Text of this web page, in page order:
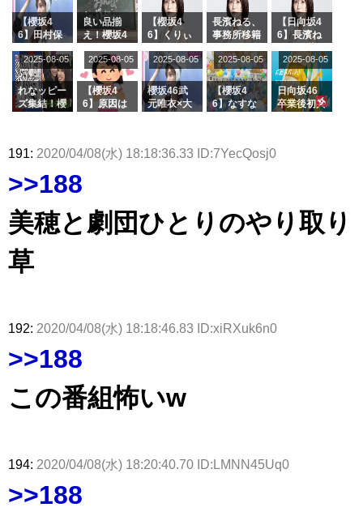
ト！」水曜
スタジオ出
演決定
る...
【くりぃむ
ナンタラ】
ィット 東
京ドーム公
演】
んと再会し
た結果･･･
【激レアさ
きた。】
【櫻坂4
6】田村保
ージを脱い
でいた理由
良い品揃
え！櫻坂4
グル『Mak
e or Brea
k』オフィ
シャルグッ
ズ絶賛販売
【櫻坂4
6】くりぃ
の2人を手
玉に取る大
沼晶保【く
りぃむナン
タラ】
長濱ねる、
事務所移籍
属を発表
【日向坂4
6】長濱ね
ら移籍しフ
ラーム所属
に。これで
事務所に所
属している
れなッピー
ズ集結！櫻
「ラヴィッ
スタジオ出
演決定
2025-08-05
【櫻坂4
6】原因は
ざわつかせ
2025-08-05
櫻坂46武
元唯衣×大
さんに恐怖
2025-08-05
【櫻坂4
6】なすな
て...【ラヴ
2025-08-05
日向坂46
卒業後初共
きた。】
2025-08-05
191: 2020/04/08(水) 18:18:36.33 ID:7YecQosj0
>>188
美穂と劇団ひとりのやり取り
草
192: 2020/04/08(水) 18:18:46.83 ID:xiRXuk6n0
>>188
この番組怖いw
194: 2020/04/08(水) 18:20:40.70 ID:LMNN45Uq0
>>188